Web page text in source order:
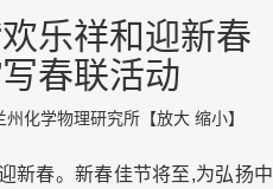
乐祥和迎新春
春联活动
州化学物理研究所 【放大 缩小】
新春。新春佳节将至,为弘扬中